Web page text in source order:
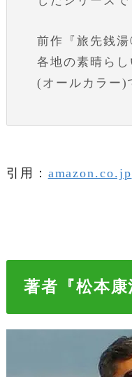
前作『旅先銭
各地の素晴ら
(オールカラー)
引用： amazon.co.jp
著者『松本